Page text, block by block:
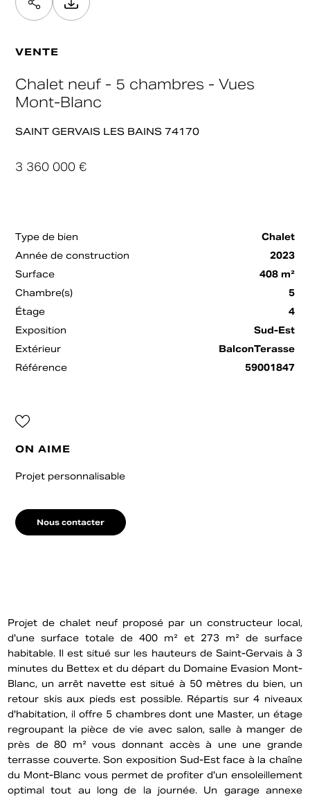
VENTE
Chalet neuf - 5 chambres - Vues
Mont-Blanc
SAINT GERVAIS LES BAINS 74170
3 360 000 €
Type de bien
Chalet
Année de construction
2023
Surface
408 m²
Chambre(s)
5
Étage
4
Exposition
Sud-Est
Extérieur
BalconTerasse
Référence
59001847
ON AIME
Projet personnalisable
Nous contacter
Projet de chalet neuf proposé par un constructeur local,
d'une surface totale de 400 m² et 273 m² de surface
habitable. Il est situé sur les hauteurs de Saint-Gervais à 3
minutes du Bettex et du départ du Domaine Evasion Mont-
Blanc, un arrêt navette est situé à 50 mètres du bien, un
retour skis aux pieds est possible. Répartis sur 4 niveaux
d'habitation, il offre 5 chambres dont une Master, un étage
regroupant la pièce de vie avec salon, salle à manger de
près de 80 m² vous donnant accès à une une grande
terrasse couverte. Son exposition Sud-Est face à la chaîne
du Mont-Blanc vous permet de profiter d'un ensoleillement
optimal tout au long de la journée. Un garage annexe